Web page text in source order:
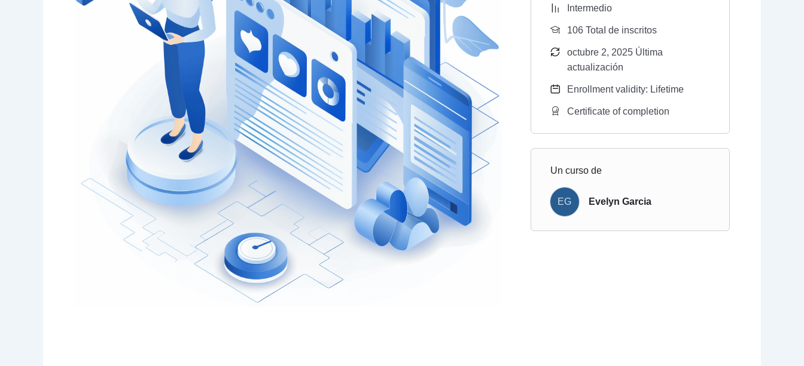
Intermedio
106 TotaI de inscritos
octubre 2, 2025 Última
actualización
Enrollment validity: Lifetime
Certificate of completion
Un curso de
EG Evelyn Garcia